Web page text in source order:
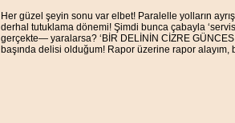
Her güzel şeyin sonu var elbet! Paralelle yolların
derhal tutuklama dönemi! Şimdi bunca çabayla
gerçekte— yaralarsa? ‘BİR DELİNİN CİZRE
başında delisi olduğum! Rapor üzerine rapor